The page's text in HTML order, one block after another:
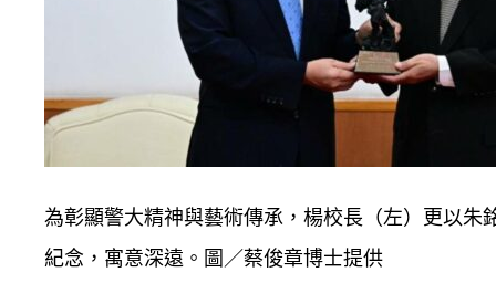
為彰顯警大精神與藝術傳承，楊校長（左）更以
紀念，寓意深遠。圖／蔡俊章博士提供